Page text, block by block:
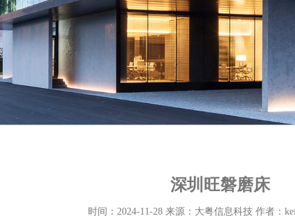
深圳旺磐磨床
时间：2024-11-28 来源：大粤信息科技 作者：